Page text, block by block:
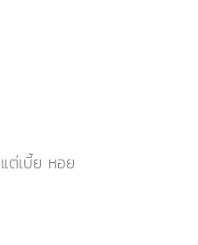
ต่เบี้ย หอย